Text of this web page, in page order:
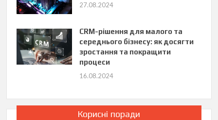
27.08.2024
CRM-рішення для малого та
середнього бізнесу: як досягти
зростання та покращити
процеси
16.08.2024
Корисні поради